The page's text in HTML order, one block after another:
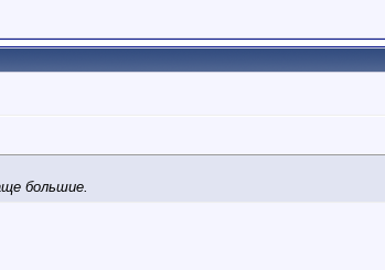
большие.